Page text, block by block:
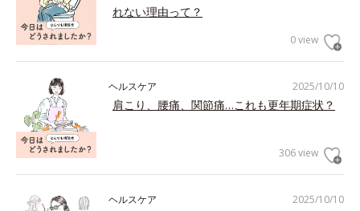
れない理由って？
0 view
2025/10/10
ヘルスケア
肩こり、腰痛、関節痛…これも更年期症状？
306 view
2025/10/10
ヘルスケア